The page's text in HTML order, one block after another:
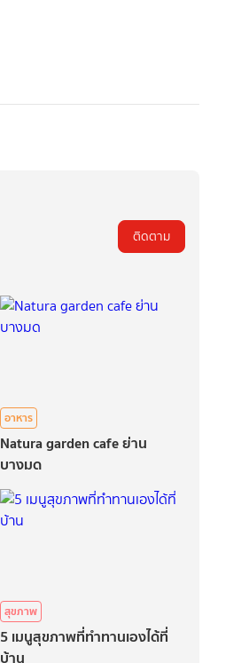
ติดตาม
อาหาร
Natura garden cafe ย่าน
บางมด
สุขภาพ
5 เมนูสุขภาพที่ทำทานเองได้ที่
บ้าน